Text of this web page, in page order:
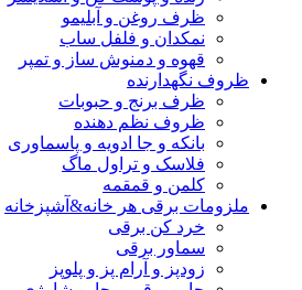
ظرف روغن و آبلیمو
نمکدان و فلفل ساب
قهوه و دمنوش ساز و تمپر
ظروف نگهدارنده
ظرف برنج و حبوبات
ظروف نظم دهنده
بانکه و جا ادویه و پاسماوری
فلاسک و تراول ماگ
کلمن و قمقمه
ملزومات برقی هر خانه&آشپزخانه
خرد کن برقی
سماور برقی
زودپز و آرام پز و پلوپز